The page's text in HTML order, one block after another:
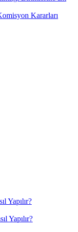
Kararları
Yapılır?
Yapılır?